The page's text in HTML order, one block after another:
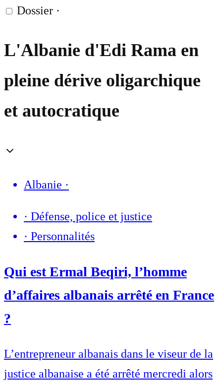
Dossier ·
L'Albanie d'Edi Rama en
pleine dérive oligarchique
et autocratique
Albanie ·
· Défense, police et justice
· Personnalités
Qui est Ermal Beqiri, l’homme
d’affaires albanais arrêté en France
?
L’entrepreneur albanais dans le viseur de la
justice albanaise a été arrêté mercredi alors